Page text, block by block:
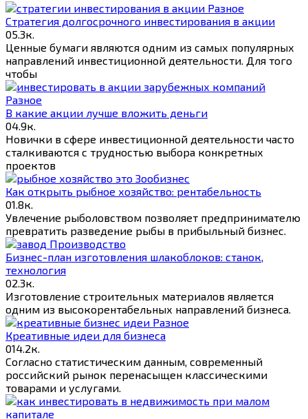
Разное
Стратегия долгосрочного инвестирования в акции
05.3к.
Ценные бумаги являются одним из самых популярных
направлений инвестиционной деятельности. Для того
чтобы
Разное
В какие акции лучше вложить деньги
04.9к.
Новички в сфере инвестиционной деятельности часто
сталкиваются с трудностью выбора конкретных
проектов
Зообизнес
Как открыть рыбное хозяйство: рентабельность
01.8к.
Увлечение рыболовством позволяет предпринимателю
превратить разведение рыбы в прибыльный бизнес.
Производство
Бизнес-план изготовления шлакоблоков: станок,
технология
02.3к.
Изготовление строительных материалов является
одним из высокорентабельных направлений бизнеса.
Разное
Креативные идеи для бизнеса
014.2к.
Согласно статистическим данным, современный
российский рынок перенасыщен классическими
товарами и услугами.